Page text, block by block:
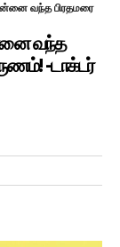
வந்த பிரதமரை
வந்த
-டாக்டர்